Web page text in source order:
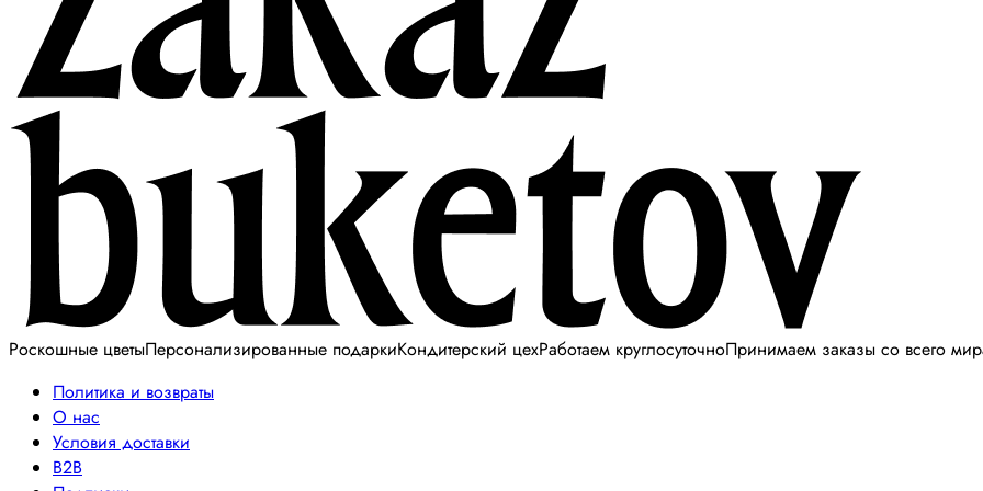
Роскошные цветыПерсонализированные подаркиКондитерский цехРаботаем круглосуточноПринимаем заказы со всего
Политика и возвраты
О нас
Условия доставки
B2B